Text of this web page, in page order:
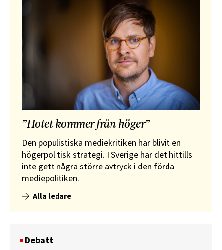
”Hotet kommer från höger”
Den populistiska mediekritiken har blivit en
högerpolitisk strategi. I Sverige har det hittills
inte gett några större avtryck i den förda
mediepolitiken.
Alla ledare
Debatt